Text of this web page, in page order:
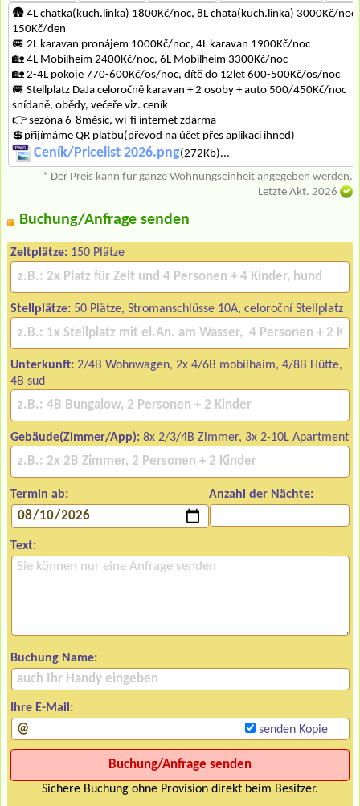
🛖 4L chatka(kuch.linka) 1800Kč/noc, 8L chata(kuch.linka) 3000Kč/
150Kč/den
🚐 2L karavan pronájem 1000Kč/noc, 4L karavan 1900Kč/noc
🏡 4L Mobilheim 2400Kč/noc, 6L Mobilheim 3300Kč/noc
🏡 2-4L pokoje 770-600Kč/os/noc, dítě do 12let 600-500Kč/os/noc
🚐 Stellplatz DaJa celoročně karavan + 2 osoby + auto 500/450Kč/noc
snídaně, obědy, večeře viz. ceník
👉 sezóna 6-8měsíc, wi-fi internet zdarma
💲přijímáme QR platbu(převod na účet přes aplikaci ihned)
Ceník/Pricelist 2026.png(272Kb)...
* Der Preis kann für ganze Wohnungseinheit angegeben werden.
Letzte Akt. 2026
Buchung/Anfrage senden
Zeltplätze: 150 Plätze
Stellplätze: 50 Plätze, Stromanschlüsse 10A, celoroční Stellplatz
Unterkunft: 2/4B Wohnwagen, 2x 4/6B mobilhaim, 4/8B Hütte,
4B sud
Gebäude(Zimmer/App): 8x 2/3/4B Zimmer, 3x 2-10L Apartment
Termin ab: Anzahl der Nächte:
Text:
Buchung Name:
Ihre E-Mail:
senden Kopie
Sichere Buchung ohne Provision direkt beim Besitzer.